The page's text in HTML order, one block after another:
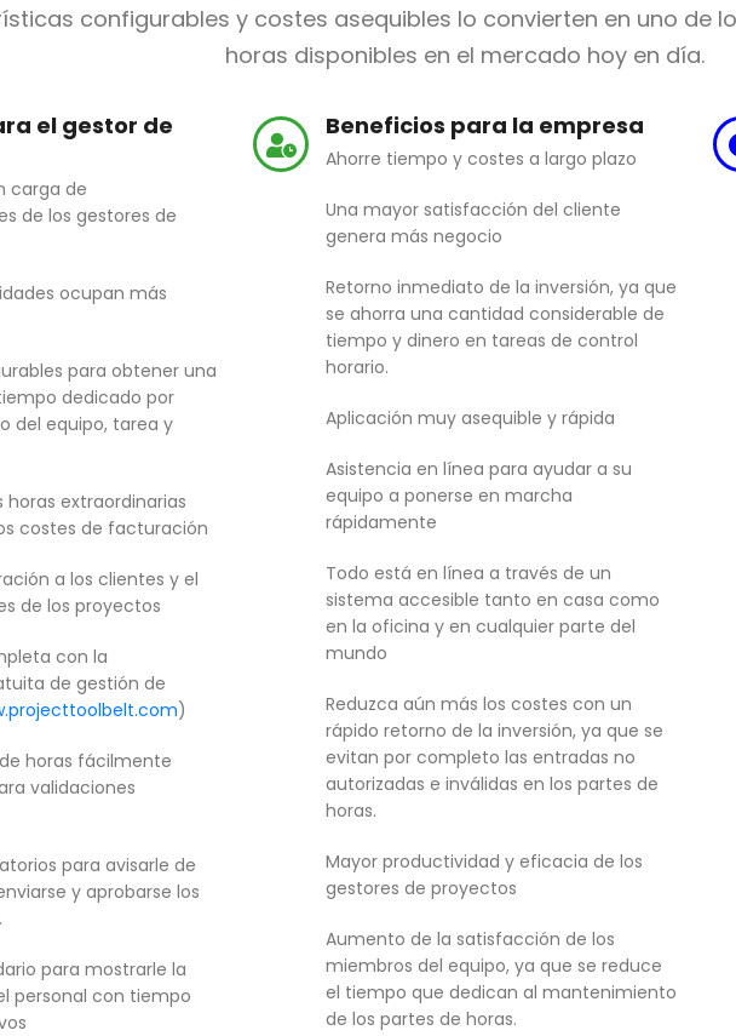
configurables y costes asequibles lo convierten en uno de
horas disponibles en el mercado hoy en día.
el gestor de
carga de
de los gestores de
ocupan más
para obtener una
dedicado por
del equipo, tarea y
horas extraordinarias
costes de facturación
a los clientes y el
de los proyectos
con la
de gestión de
)
horas fácilmente
validaciones
para avisarle de
y aprobarse los
para mostrarle la
personal con tiempo
Beneficios para la empresa
Ahorre tiempo y costes a largo plazo
Una mayor satisfacción del cliente
genera más negocio
Retorno inmediato de la inversión, ya que
se ahorra una cantidad considerable de
tiempo y dinero en tareas de control
horario.
Aplicación muy asequible y rápida
Asistencia en línea para ayudar a su
equipo a ponerse en marcha
rápidamente
Todo está en línea a través de un
sistema accesible tanto en casa como
en la oficina y en cualquier parte del
mundo
Reduzca aún más los costes con un
rápido retorno de la inversión, ya que se
evitan por completo las entradas no
autorizadas e inválidas en los partes de
horas.
Mayor productividad y eficacia de los
gestores de proyectos
Aumento de la satisfacción de los
miembros del equipo, ya que se reduce
el tiempo que dedican al mantenimiento
de los partes de horas.